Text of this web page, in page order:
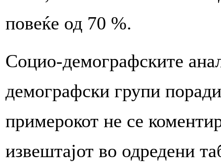
повеќе од 70 %.
Социо-демографските
демографски групи
примерокот не се
извештајот во одредени